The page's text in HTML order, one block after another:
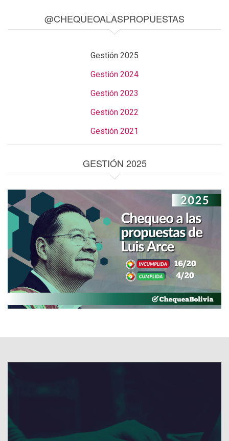
@CHEQUEOALASPROPUESTAS
Gestión 2025
Gestión 2024
Gestión 2023
Gestión 2022
Gestión 2021
GESTIÓN 2025